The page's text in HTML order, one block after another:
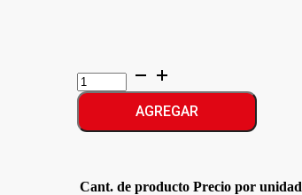
MONTESION
PAN
HAMBURGUESAS
AGREGAR
Cant. de producto Precio por unidad